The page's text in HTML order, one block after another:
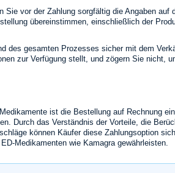
Sie vor der Zahlung sorgfältig die Angaben auf
übereinstimmen, einschließlich der
des gesamten Prozesses sicher mit dem
zur Verfügung stellt, und zögern Sie nicht,
ist die Bestellung auf Rechnung
Durch das Verständnis der Vorteile, die
können Käufer diese Zahlungsoption
Medikamenten wie Kamagra gewährleisten.